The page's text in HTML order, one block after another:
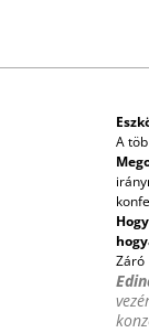
A
Záró